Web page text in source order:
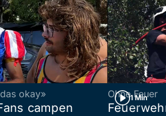
okay»
campen
1 Min
Ohne Feuer